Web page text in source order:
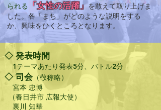
られる 「女性の活躍」を敢えて取り上げま
した。各「まち」がどのような説明をする
か、興味をひくところとなります。
◇ 発表時間
1テーマあたり発表5分、バトル2分
◇ 司会 （敬称略）
宮本 忠博
（春日井市 広報大使）
裏川 知華